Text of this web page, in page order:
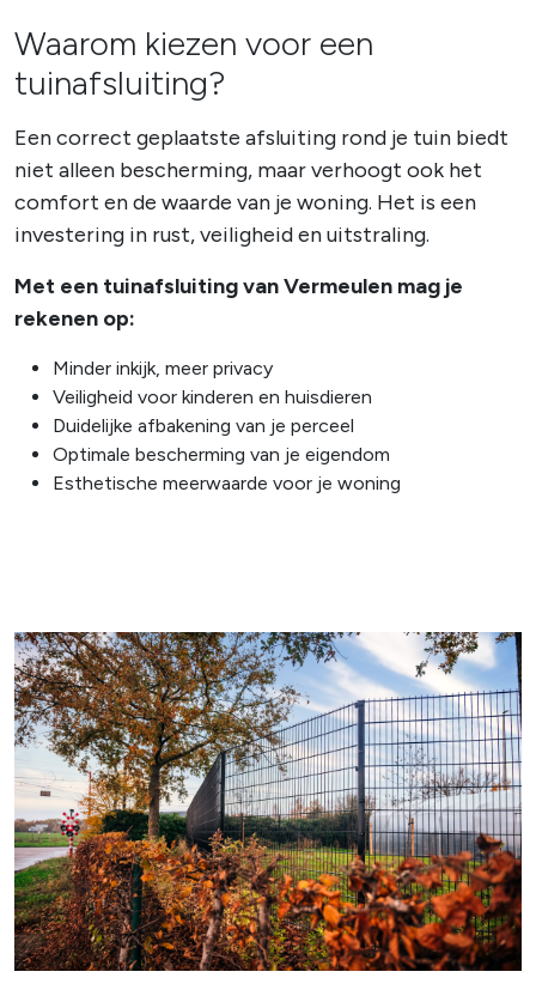
Waarom kiezen voor een
tuinafsluiting?
Een correct geplaatste afsluiting rond je tuin biedt
niet alleen bescherming, maar verhoogt ook het
comfort en de waarde van je woning. Het is een
investering in rust, veiligheid en uitstraling.
Met een tuinafsluiting van Vermeulen mag je
rekenen op:
Minder inkijk, meer privacy
Veiligheid voor kinderen en huisdieren
Duidelijke afbakening van je perceel
Optimale bescherming van je eigendom
Esthetische meerwaarde voor je woning